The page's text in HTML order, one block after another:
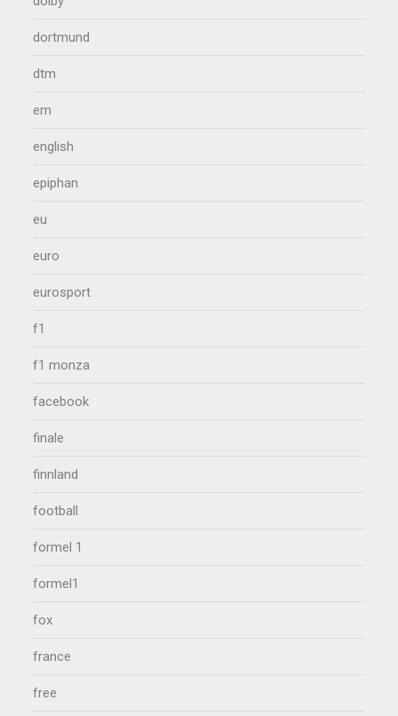
dortmund
dtm
em
english
epiphan
eu
euro
eurosport
f1
f1 monza
facebook
finale
finnland
football
formel 1
formel1
fox
france
free